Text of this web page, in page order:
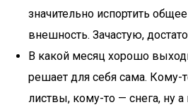
значительно испортить
внешность. Зачастую,
В какой месяц хорошо
решает для себя сама. Кому-
листвы, кому-то — снега, ну а